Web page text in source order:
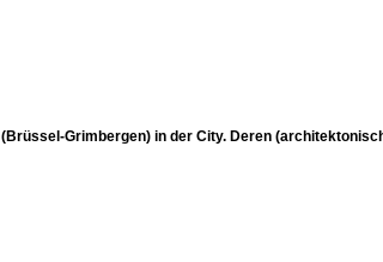
Grimbergen) in der City. Deren